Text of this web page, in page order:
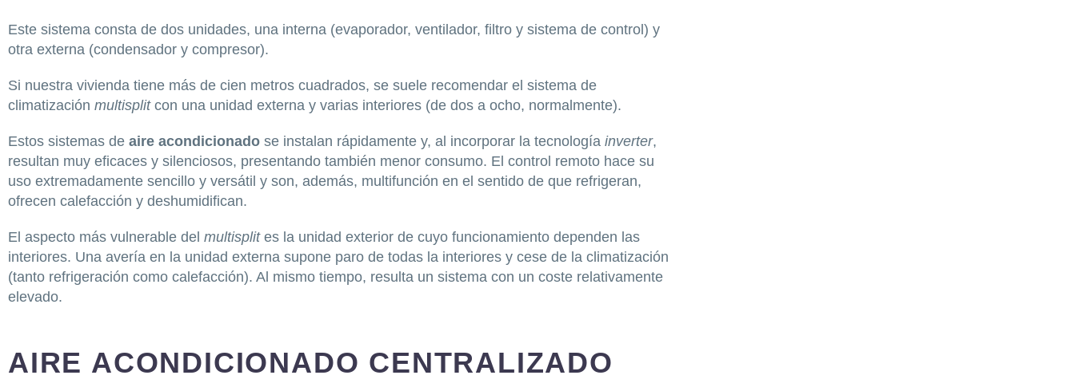
Este sistema consta de dos unidades, una interna (evaporador, ventilador, filtro y sistema de control) y
otra externa (condensador y compresor).
Si nuestra vivienda tiene más de cien metros cuadrados, se suele recomendar el sistema de
climatización multisplitcon una unidad externa y varias interiores (de dos a ocho, normalmente).
Estos sistemas de aire acondicionado se instalan rápidamente y, al incorporar la tecnología inverter,
resultan muy eficaces y silenciosos, presentando también menor consumo. El control remoto hace su
uso extremadamente sencillo y versátil y son, además, multifunción en el sentido de que refrigeran,
ofrecen calefacción y deshumidifican.
El aspecto más vulnerable del multisplites la unidad exterior de cuyo funcionamiento dependen las
interiores. Una avería en la unidad externa supone paro de todas la interiores y cese de la climatización
(tanto refrigeración como calefacción). Al mismo tiempo, resulta un sistema con un coste relativamente
elevado.
AIRE ACONDICIONADO CENTRALIZADO